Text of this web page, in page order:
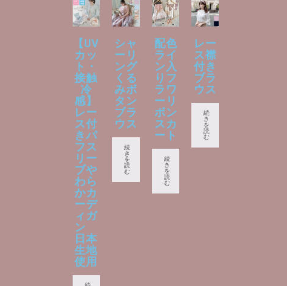
【UV
カッ
ト・
接触
冷
感】
レー
ス付
きパ
フス
リー
ブや
わら
かカ
ーデ
ィガ
ン
日本
生地
使用
シャ
ーリ
ング
くる
みボ
タン
ブラ
ウス
続
き
を
読
む
配色
ライ
ン入
りフ
ラワ
ーリ
ボン
スカ
ート
続
き
を
読
む
レー
ス襟
付き
ブラ
ウス
続
き
を
読
む